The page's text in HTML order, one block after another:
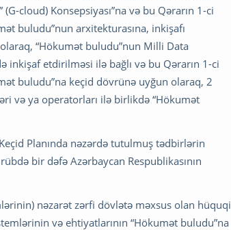
cloud) Konsepsiyası”na və bu Qərarın 1-ci
buludu”nun arxitekturasına, inkişafı
“Hökumət buludu”nun Milli Data
inkişaf etdirilməsi ilə bağlı və bu Qərarın 1-ci
buludu”na keçid dövrünə uyğun olaraq, 2
və ya operatorları ilə birlikdə “Hökumət
Planında nəzərdə tutulmuş tədbirlərin
bir dəfə Azərbaycan Respublikasının
nəzarət zərfi dövlətə məxsus olan hüquqi
və ehtiyatlarının “Hökumət buludu”na